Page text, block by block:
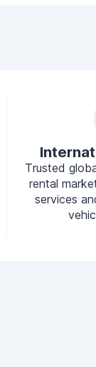
Trusted
rental
services